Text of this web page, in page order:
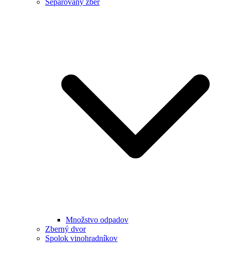
Separovaný zber
Množstvo odpadov
Zberný dvor
Spolok vinohradníkov